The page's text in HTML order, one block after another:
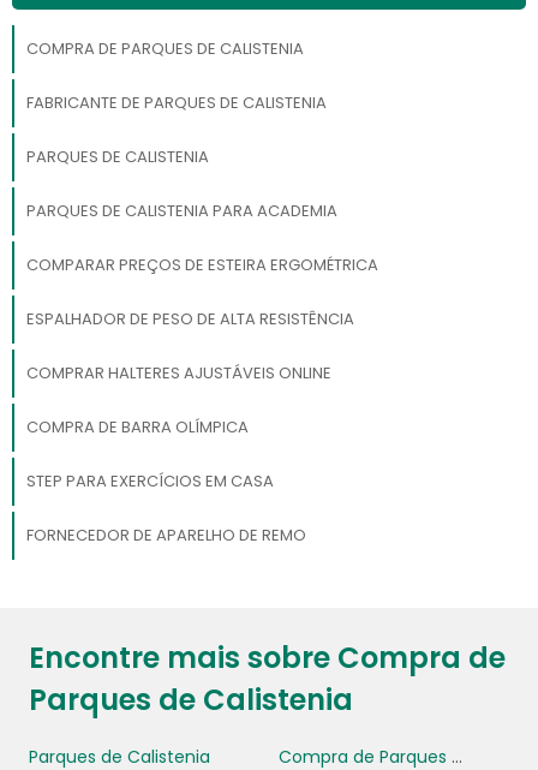
COMPRA DE PARQUES DE CALISTENIA
FABRICANTE DE PARQUES DE CALISTENIA
PARQUES DE CALISTENIA
PARQUES DE CALISTENIA PARA ACADEMIA
COMPARAR PREÇOS DE ESTEIRA ERGOMÉTRICA
ESPALHADOR DE PESO DE ALTA RESISTÊNCIA
COMPRAR HALTERES AJUSTÁVEIS ONLINE
COMPRA DE BARRA OLÍMPICA
STEP PARA EXERCÍCIOS EM CASA
FORNECEDOR DE APARELHO DE REMO
Encontre mais sobre Compra de
Parques de Calistenia
Parques de Calistenia
Compra de Parques de Calistenia